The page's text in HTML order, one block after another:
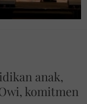
anak,
komitmen